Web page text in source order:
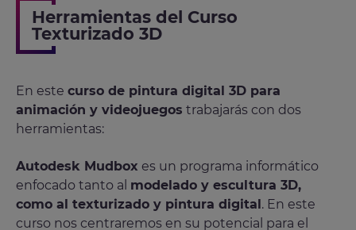
Herramientas del Curso
Texturizado 3D
En este curso de pintura digital 3D para
animación y videojuegos trabajarás con dos
herramientas:
Autodesk Mudbox es un programa informático
enfocado tanto al modelado y escultura 3D,
como al texturizado y pintura digital . En este
curso nos centraremos en su potencial para el